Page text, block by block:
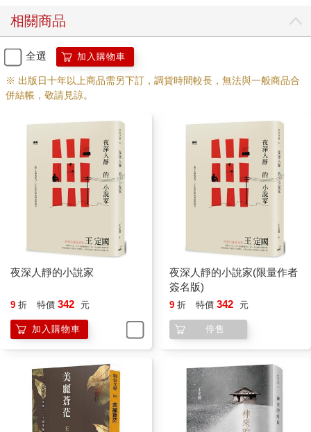
腿，裹上石膏後視訊過去，竟然一點也沒有震驚，也不打開她那
邊的鏡頭，只叫他把腿舉高，右邊一點，靠左一點，再轉身繞一
圈讓她瞧瞧膝蓋四周，然後問他身上還有哪裡受傷，沒有的話以
後就不要再亂跑了。
老谷說的那件事，當然一聽就拒絕，還有什麼心情見不見面。
修平教授一早起來就在屋外坐著，陽光照不到的側院裡很適合他
看書，一看就特別專注，一直到吸塵器的噪聲穿過小窗傳到耳
裡，他才知道阿紅早就開門上工，正在忙著清理地板。閉門獨居
以來，屋子裡就剩下這女人每週五次的聲音，幫他整理家務，煮
兩頓飯，晚飯煮好就下班，隔天再來收拾他的剩菜和碗盤。
斷腿後不想讓她看了悲哀，索性也把她辭退了。一個禮拜後卻又
不請自來，爬到樓上請他下來吃飯，滿腹心酸和委屈，說她一切
都能理解：「教授，你把教書工作辭掉了，連門前門後那些花花
草草也都鏟掉不要，當然更不可能留下我這種人礙手礙腳，但你
還是考慮一下吧，太太也希望我能留下來幫忙，錢拿少一點都沒
關係，我晚一點來，早一點走，該做的不會少，也不會吵到你
阿紅推完了地板，電話鈴聲特別尖銳地傳過來。
認真聽，才知道又是昨晚的老谷，還不罷休又打來了。修平教授
聽見阿紅已插上一腳，而且很快下了結論說：「是啊，難得又是
小學同學，教授到底怎麼了，只是來拜訪而已嘛，為什麼不答
應？」
相關商品
全選 加入購物車
※ 出版日十年以上商品需另下訂，調貨時間較長，無法與一般商品合
併結帳，敬請見諒。
夜深人靜的小說家
9 折 特價 342 元
加入購物車
夜深人靜的小說家(限量作者
簽名版)
9 折 特價 342 元
停售